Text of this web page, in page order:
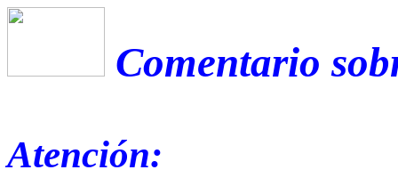
Comentario
Atención: